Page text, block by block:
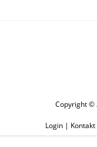
Copyright ©
Login | Kontakt